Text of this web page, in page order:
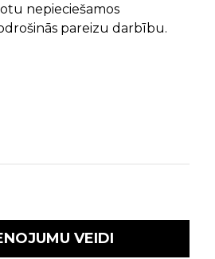
nepieciešamos
pareizu darbību.
VEIDI